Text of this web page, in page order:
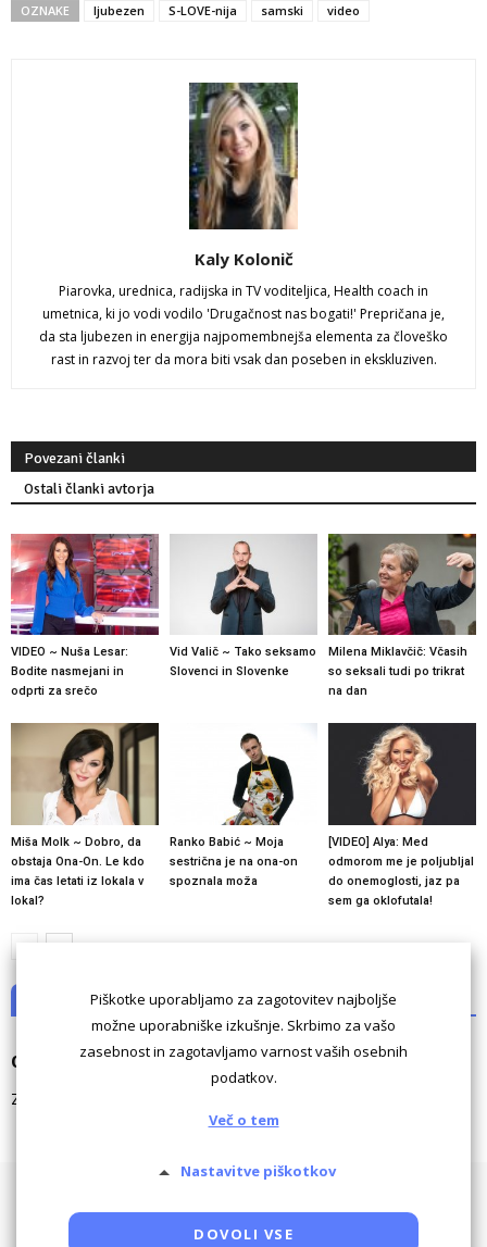
OZNAKE ljubezen S-LOVE-nija samski video
Kaly Kolonič
Piarovka, urednica, radijska in TV voditeljica, Health coach in
umetnica, ki jo vodi vodilo 'Drugačnost nas bogati!' Prepričana je,
da sta ljubezen in energija najpomembnejša elementa za človeško
rast in razvoj ter da mora biti vsak dan poseben in ekskluziven.
Povezani članki
Ostali članki avtorja
VIDEO ~ Nuša Lesar:
Bodite nasmejani in
odprti za srečo
Vid Valič ~ Tako seksamo
Slovenci in Slovenke
Milena Miklavčič: Včasih
so seksali tudi po trikrat
na dan
Miša Molk ~ Dobro, da
obstaja Ona-On. Le kdo
ima čas letati iz lokala v
lokal?
Ranko Babić ~ Moja
sestrična je na ona-on
spoznala moža
[VIDEO] Alya: Med
odmorom me je poljubljal
do onemoglosti, jaz pa
sem ga oklofutala!
NI KOMENTARJEV
Odgovori
Za komentiranje morate biti
Piškotke uporabljamo za zagotovitev najboljše
možne uporabniške izkušnje. Skrbimo za vašo
zasebnost in zagotavljamo varnost vaših osebnih
podatkov.
Več o tem
Nastavitve piškotkov
DOVOLI VSE